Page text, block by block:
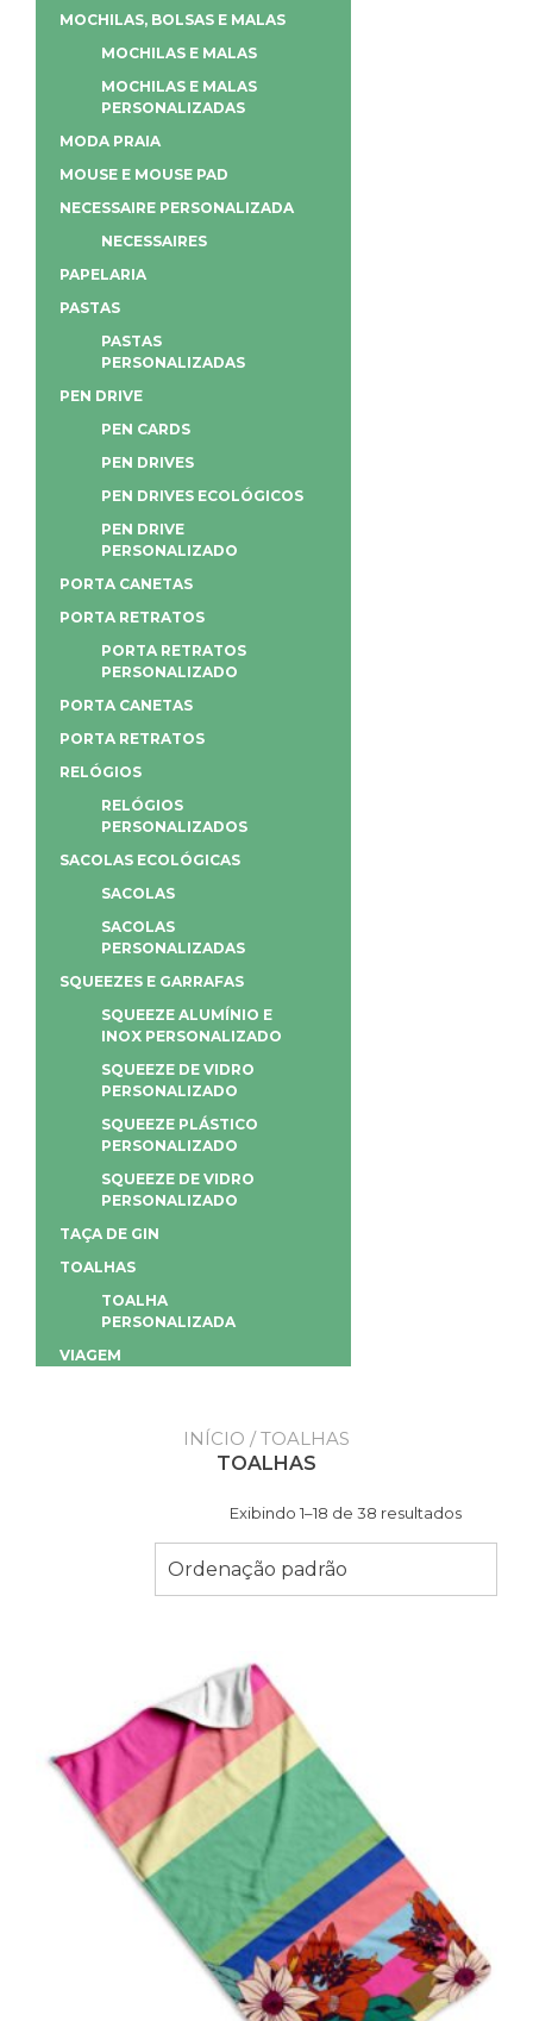
INÍCIO / TOALHAS
TOALHAS
Exibindo 1–18 de 38 resultados
Ordenação padrão
MOCHILAS, BOLSAS E MALAS
MOCHILAS E MALAS
MOCHILAS E MALAS
PERSONALIZADAS
MODA PRAIA
MOUSE E MOUSE PAD
NECESSAIRE PERSONALIZADA
NECESSAIRES
PAPELARIA
PASTAS
PASTAS
PERSONALIZADAS
PEN DRIVE
PEN CARDS
PEN DRIVES
PEN DRIVES ECOLÓGICOS
PEN DRIVE
PERSONALIZADO
PORTA CANETAS
PORTA RETRATOS
PORTA RETRATOS
PERSONALIZADO
PORTA CANETAS
PORTA RETRATOS
RELÓGIOS
RELÓGIOS
PERSONALIZADOS
SACOLAS ECOLÓGICAS
SACOLAS
SACOLAS
PERSONALIZADAS
SQUEEZES E GARRAFAS
SQUEEZE ALUMÍNIO E
INOX PERSONALIZADO
SQUEEZE DE VIDRO
PERSONALIZADO
SQUEEZE PLÁSTICO
PERSONALIZADO
SQUEEZE DE VIDRO
PERSONALIZADO
TAÇA DE GIN
TOALHAS
TOALHA
PERSONALIZADA
VIAGEM